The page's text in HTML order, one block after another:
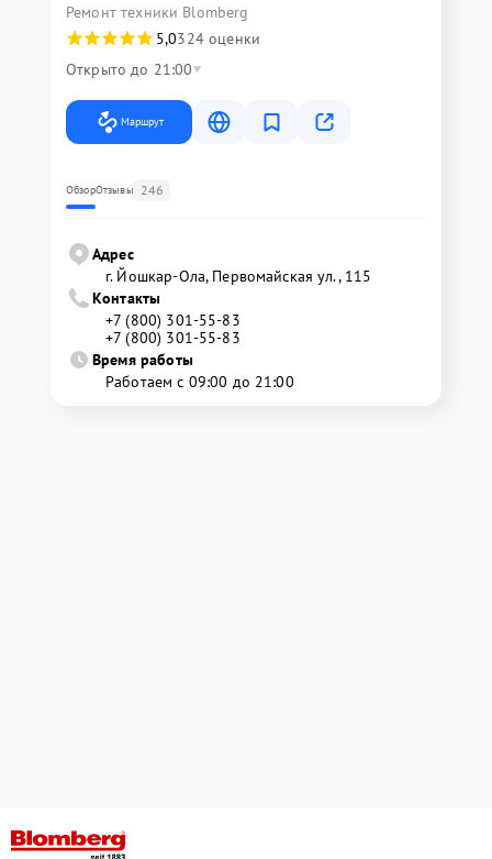
Ремонт техники Blomberg
5,0324 оценки
Открыто до 21:00
Маршрут
ОбзорОтзывы 246
Адрес
г. Йошкар-Ола, Первомайская ул., 115
Контакты
+7 (800) 301-55-83
+7 (800) 301-55-83
Время работы
Работаем с 09:00 до 21:00